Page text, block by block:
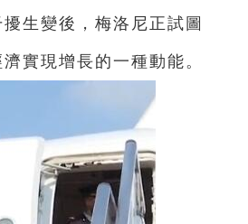
生變後，梅洛尼正試圖
實現增長的一種動能。